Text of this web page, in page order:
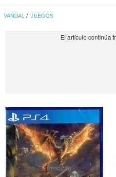
VANDAL JUEGOS